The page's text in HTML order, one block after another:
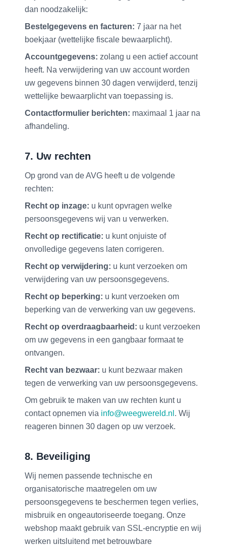
dan noodzakelijk:
Bestelgegevens en facturen: 7 jaar na het
boekjaar (wettelijke fiscale bewaarplicht).
Accountgegevens: zolang u een actief account
heeft. Na verwijdering van uw account worden
uw gegevens binnen 30 dagen verwijderd, tenzij
wettelijke bewaarplicht van toepassing is.
Contactformulier berichten: maximaal 1 jaar na
afhandeling.
7. Uw rechten
Op grond van de AVG heeft u de volgende
rechten:
Recht op inzage: u kunt opvragen welke
persoonsgegevens wij van u verwerken.
Recht op rectificatie: u kunt onjuiste of
onvolledige gegevens laten corrigeren.
Recht op verwijdering: u kunt verzoeken om
verwijdering van uw persoonsgegevens.
Recht op beperking: u kunt verzoeken om
beperking van de verwerking van uw gegevens.
Recht op overdraagbaarheid: u kunt verzoeken
om uw gegevens in een gangbaar formaat te
ontvangen.
Recht van bezwaar: u kunt bezwaar maken
tegen de verwerking van uw persoonsgegevens.
Om gebruik te maken van uw rechten kunt u
contact opnemen via info@weegwereld.nl . Wij
reageren binnen 30 dagen op uw verzoek.
8. Beveiliging
Wij nemen passende technische en
organisatorische maatregelen om uw
persoonsgegevens te beschermen tegen verlies,
misbruik en ongeautoriseerde toegang. Onze
webshop maakt gebruik van SSL-encryptie en wij
werken uitsluitend met betrouwbare